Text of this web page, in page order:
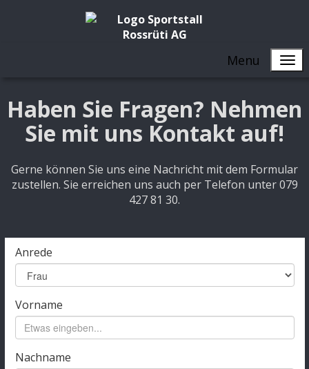
Menu
Haben Sie Fragen? Nehmen
Sie mit uns Kontakt auf!
Gerne können Sie uns eine Nachricht mit dem Formular
zustellen. Sie erreichen uns auch per Telefon unter 079
427 81 30.